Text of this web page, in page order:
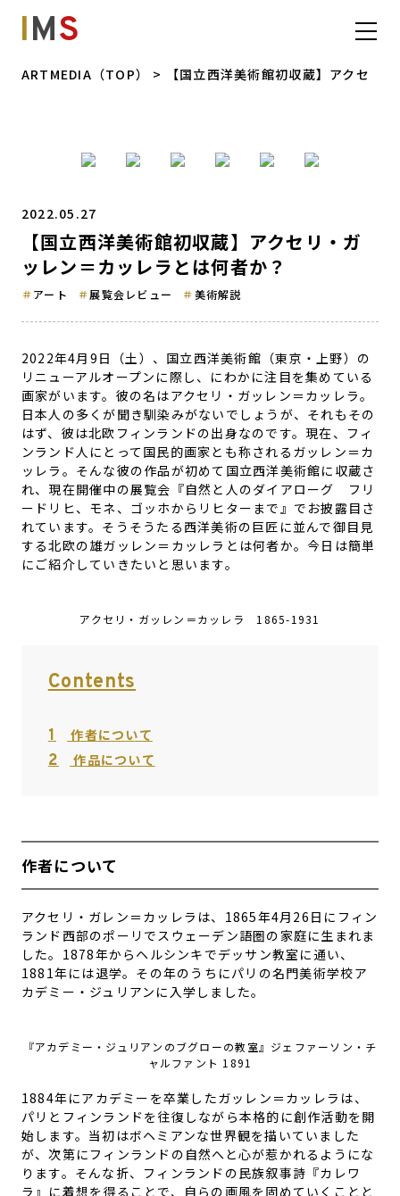
IMS
ARTMEDIA（TOP）
> 【国立西洋美術館初収蔵】アクセ
2022.05.27
【国立西洋美術館初収蔵】アクセリ・ガ
ッレン＝カッレラとは何者か？
アート 展覧会レビュー 美術解説
2022年4月 9 日（土）、国立西洋美術館（東京・上野）の
リニューアルオープンに際し、にわかに注目を集めている
画家がいます。彼の名はアクセリ・ガッレン＝カッレラ。
日本人の多くが聞き馴染みがないでしょうが、それもその
はず、彼は北欧フィンランドの出身なのです。現在、フィ
ンランド人にとって国民的画家とも称されるガッレン＝カ
ッレラ。そんな彼の作品が初めて国立西洋美術館に収蔵さ
れ、現在開催中の展覧会『自然と人のダイアローグ フリ
ードリヒ、モネ、ゴッホからリヒターまで』でお披露目さ
れています。そうそうたる西洋美術の巨匠に並んで御目見
する北欧の雄ガッレン＝カッレラとは何者か。今日は簡単
にご紹介していきたいと思います。
アクセリ・ガッレン＝カッレラ 1865-1931
Contents
1 作者について
2 作品について
作者について
アクセリ・ガレン＝カッレラは、 1865年4月 26 日にフィン
ランド西部のポーリでスウェーデン語圏の家庭に生まれま
した。 1878年からヘルシンキでデッサン教室に通い、
1881年には退学。その年のうちにパリの名門美術学校ア
カデミー・ジュリアンに入学しました。
『アカデミー・ジュリアンのブグローの教室』ジェファーソン・チ
ャルファント 1891
1884年にアカデミーを卒業したガッレン＝カッレラは、
パリとフィンランドを往復しながら本格的に創作活動を開
始します。当初はボヘミアンな世界観を描いていました
が、次第にフィンランドの自然へと心が惹かれるようにな
ります。そんな折、フィンランドの民族叙事詩『カレワ
ラ』に着想を得ることで、自らの画風を固めていくことと